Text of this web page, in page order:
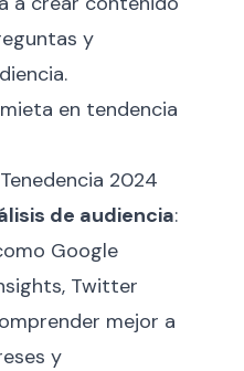
y
de audiencia:
Google
Twitter
mejor a
y